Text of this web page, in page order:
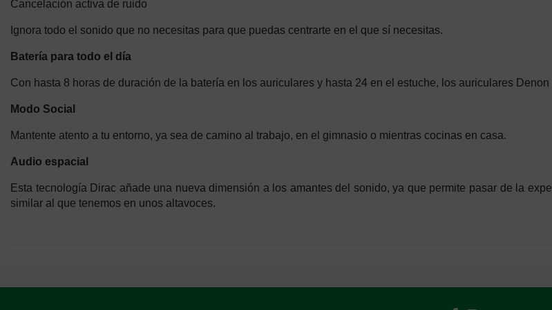
Cancelación activa de ruido
Ignora todo el sonido que no necesitas para que puedas centrarte en el que sí necesitas.
Batería para todo el día
Con hasta 8 horas de duración de la batería en los auriculares y hasta 24 en el estuche, los auriculares
Modo Social
Mantente atento a tu entorno, ya sea de camino al trabajo, en el gimnasio o mientras cocinas en casa.
Audio espacial
Esta tecnología Dirac añade una nueva dimensión a los amantes del sonido, ya que permite pasar de la
similar al que tenemos en unos altavoces.